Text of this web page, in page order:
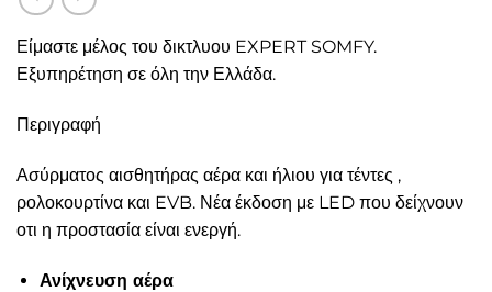
Είμαστε μέλος του δικτλυου EXPERT SOMFY.
Εξυπηρέτηση σε όλη την Ελλάδα.
Περιγραφή
Ασύρματος αισθητήρας αέρα και ήλιου για τέντες ,
ρολοκουρτίνα και EVB. Νέα έκδοση με LED που δείχνουν
οτι η προστασία είναι ενεργή.
Ανίχνευση αέρα